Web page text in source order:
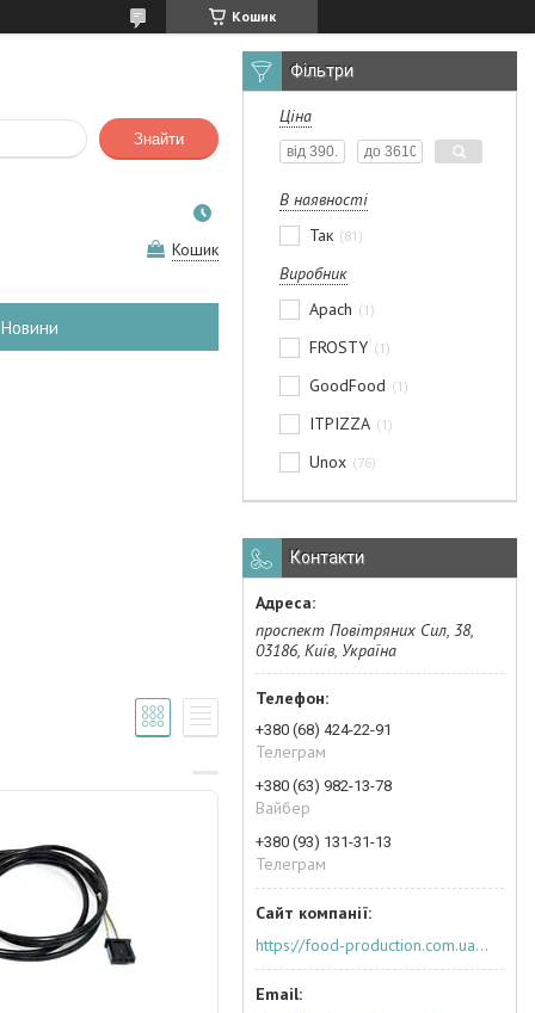
Кошик
Знайти
Кошик
Новини
Фільтри
Ціна
В наявності
Так
81
Виробник
Apach
1
FROSTY 1
GoodFood 1
ITPIZZA 1
Unox 76
Контакти
проспект Повітряних Сил, 38,
03186, Київ, Україна
+380 (68) 424-22-91
Телеграм
+380 (63) 982-13-78
Вайбер
+380 (93) 131-31-13
Телеграм
https://food-production.com.ua/ua/